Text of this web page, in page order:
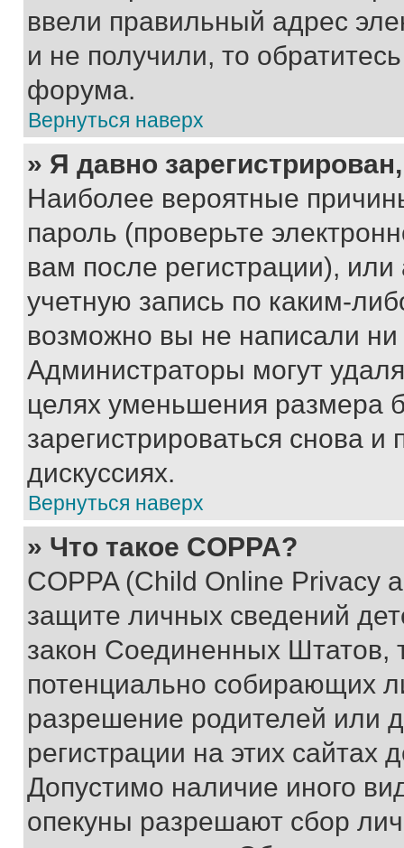
ввели правильный адрес
и не получили, то
форума.
Вернуться наверх
» Я давно
Наиболее вероятные
пароль (проверьте
вам после регистрации),
учетную запись по каким-
возможно вы не написали
Администраторы могут
целях уменьшения размера
зарегистрироваться снова и
дискуссиях.
Вернуться наверх
» Что такое COPPA?
COPPA (Child Online Privacy
защите личных сведений
закон Соединенных Штатов,
потенциально собирающих
разрешение родителей или
регистрации на этих сайтах
Допустимо наличие иного
опекуны разрешают сбор